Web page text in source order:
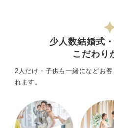
少人数結婚式
こだわり
2人だけ・子供も一緒になどお
れます。